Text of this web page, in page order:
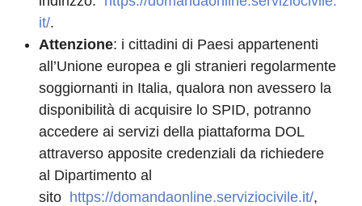
it/.
Attenzione: i cittadini di Paesi appartenenti
all’Unione europea e gli stranieri regolarmente
soggiornanti in Italia, qualora non avessero la
disponibilità di acquisire lo SPID, potranno
accedere ai servizi della piattaforma DOL
attraverso apposite credenziali da richiedere
al Dipartimento al
sito https://domandaonline.serviziocivile.it/,